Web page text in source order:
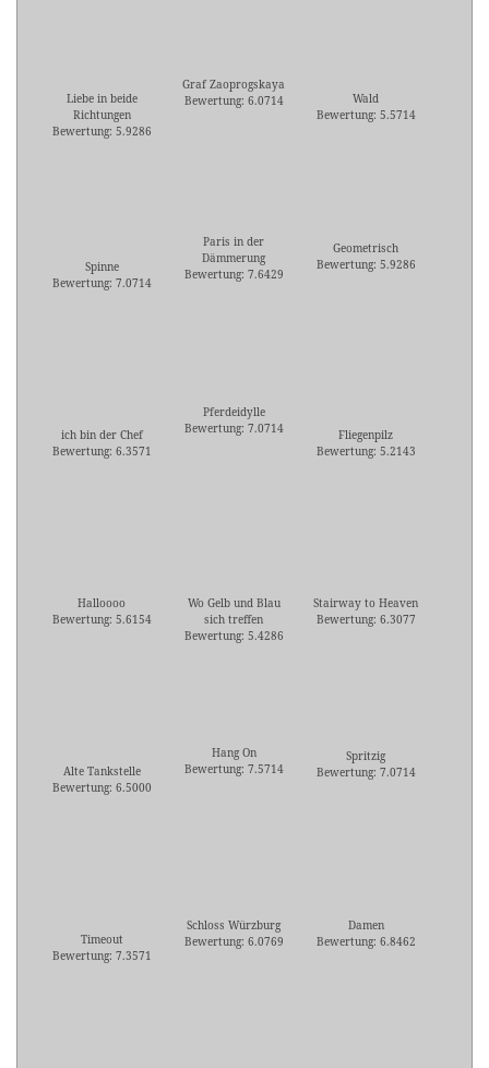
Liebe in beide
Richtungen
Bewertung: 5.9286
Graf Zaoprogskaya
Bewertung: 6.0714
Wald
Bewertung: 5.5714
Spinne
Bewertung: 7.0714
Paris in der
Dämmerung
Bewertung: 7.6429
Geometrisch
Bewertung: 5.9286
ich bin der Chef
Bewertung: 6.3571
Pferdeidylle
Bewertung: 7.0714
Fliegenpilz
Bewertung: 5.2143
Halloooo
Bewertung: 5.6154
Wo Gelb und Blau
sich treffen
Bewertung: 5.4286
Stairway to Heaven
Bewertung: 6.3077
Alte Tankstelle
Bewertung: 6.5000
Hang On
Bewertung: 7.5714
Spritzig
Bewertung: 7.0714
Timeout
Bewertung: 7.3571
Schloss Würzburg
Bewertung: 6.0769
Damen
Bewertung: 6.8462